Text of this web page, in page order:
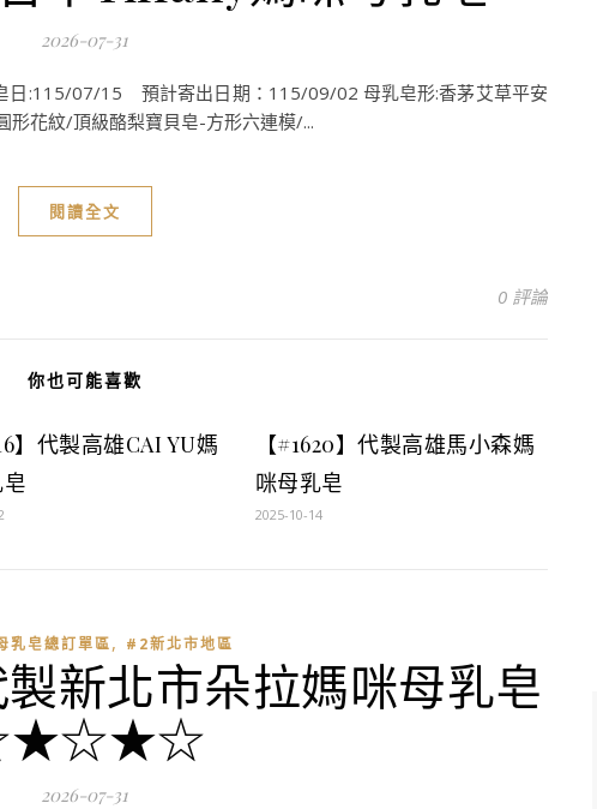
2026-07-31
日:115/07/15 預計寄出日期：115/09/02 母乳皂形:香茅艾草平安
花紋/頂級酪梨寶貝皂-方形六連模/...
閱讀全文
0 評論
你也可能喜歡
】代製高雄CAI YU媽
【#1620】代製高雄馬小森媽
咪母乳皂
2025-10-14
乳皂總訂單區, #2新北市地區
製新北市朵拉媽咪母乳皂
2026-07-31